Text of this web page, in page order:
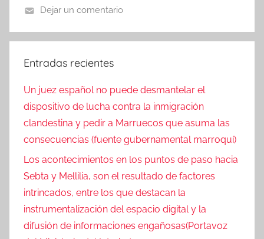
o
c
i
Dejar un comentario
Entradas recientes
Un juez español no puede desmantelar el
dispositivo de lucha contra la inmigración
clandestina y pedir a Marruecos que asuma las
consecuencias (fuente gubernamental marroquí)
Los acontecimientos en los puntos de paso hacia
Sebta y Mellilia, son el resultado de factores
intrincados, entre los que destacan la
instrumentalización del espacio digital y la
difusión de informaciones engañosas(Portavoz